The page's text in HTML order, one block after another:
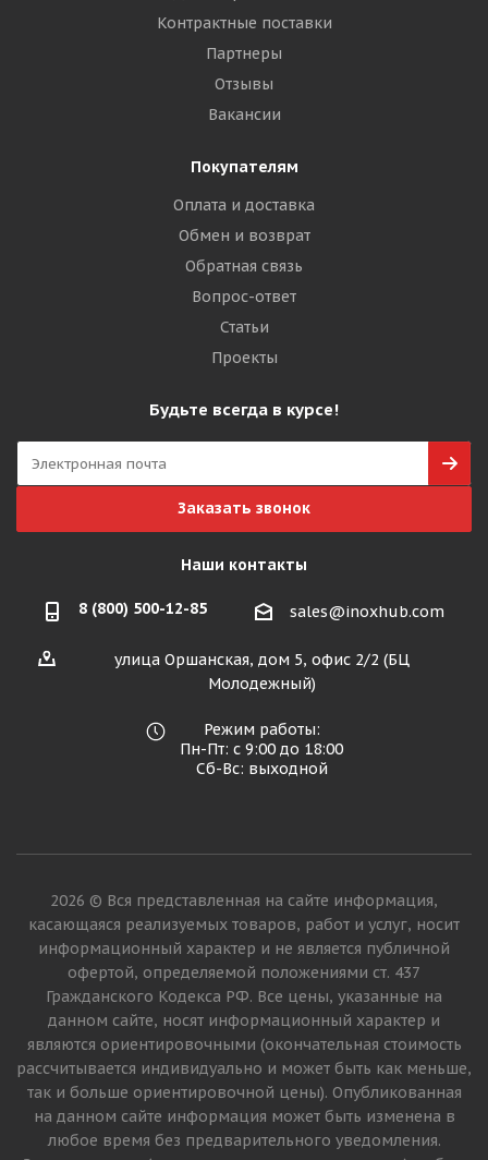
Контрактные поставки
Партнеры
Отзывы
Вакансии
Покупателям
Оплата и доставка
Обмен и возврат
Обратная связь
Вопрос-ответ
Статьи
Проекты
Будьте всегда в курсе!
Заказать звонок
Наши контакты
8 (800) 500-12-85 sales@inoxhub.com
улица Оршанская, дом 5, офис 2/2 (БЦ
Молодежный)
Режим работы:
Пн-Пт: с 9:00 до 18:00
Сб-Вс: выходной
2026 © Вся представленная на сайте информация,
касающаяся реализуемых товаров, работ и услуг, носит
информационный характер и не является публичной
офертой, определяемой положениями ст. 437
Гражданского Кодекса РФ. Все цены, указанные на
данном сайте, носят информационный характер и
являются ориентировочными (окончательная стоимость
рассчитывается индивидуально и может быть как меньше,
так и больше ориентировочной цены). Опубликованная
на данном сайте информация может быть изменена в
любое время без предварительного уведомления.